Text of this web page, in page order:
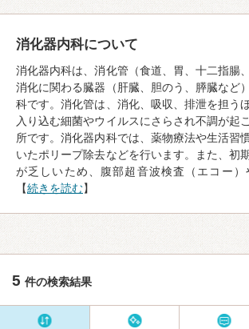
消化器内科について
消化器内科は、消化管（食道、胃、十二指腸
消化に関わる臓器（肝臓、胆のう、膵臓など
科です。消化管は、消化、吸収、排泄を担う
入り込む細菌やウイルスにさらされ不調が起
所です。消化器内科では、薬物療法や生活習
いたポリープ除去などを行います。また、初
が乏しいため、腹部超音波検査（エコー）
【続きを読む】
5 件の検索結果